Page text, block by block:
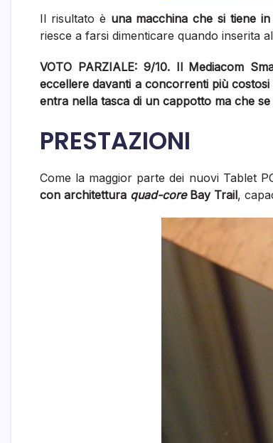
Il risultato è una macchina che si tiene
riesce a farsi dimenticare quando inserita
VOTO PARZIALE: 9/10. Il Mediacom
eccellere davanti a concorrenti più
entra nella tasca di un cappotto ma che
PRESTAZIONI
Come la maggior parte dei nuovi Tablet
con architettura quad-coreBay Trail,